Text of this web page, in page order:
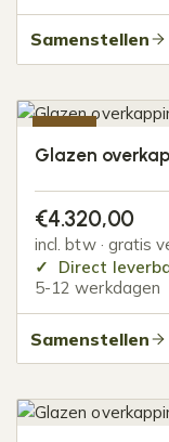
Samenstellen
Glazen
€4.320,00
incl. btw · gratis
Direct
5-12 werkdagen
Samenstellen